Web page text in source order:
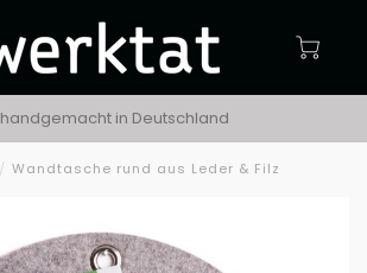
handgemacht in Deutschland
/ Wandtasche rund aus Leder & Filz